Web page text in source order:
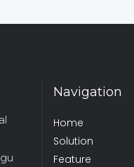
Navigation
Home
Solution
Feature